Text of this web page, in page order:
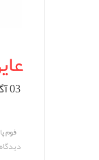
03 آگوست 2025
فوم